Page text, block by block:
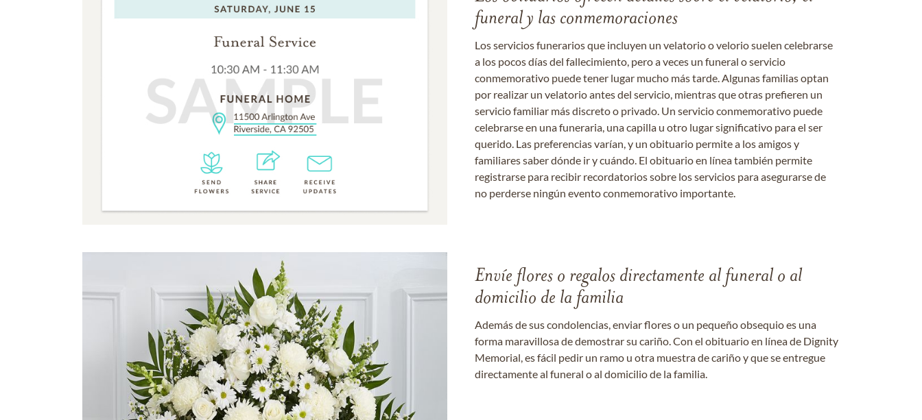
funeral y las conmemoraciones
Los servicios funerarios que incluyen un velatorio o velorio suelen celebrarse
a los pocos días del fallecimiento, pero a veces un funeral o servicio
conmemorativo puede tener lugar mucho más tarde. Algunas familias optan
por realizar un velatorio antes del servicio, mientras que otras prefieren un
servicio familiar más discreto o privado. Un servicio conmemorativo puede
celebrarse en una funeraria, una capilla u otro lugar significativo para el ser
querido. Las preferencias varían, y un obituario permite a los amigos y
familiares saber dónde ir y cuándo. El obituario en línea también permite
registrarse para recibir recordatorios sobre los servicios para asegurarse de
no perderse ningún evento conmemorativo importante.
Envíe flores o regalos directamente al funeral o al
domicilio de la familia
Además de sus condolencias, enviar flores o un pequeño obsequio es una
forma maravillosa de demostrar su cariño. Con el obituario en línea de Dignity
Memorial, es fácil pedir un ramo u otra muestra de cariño y que se entregue
directamente al funeral o al domicilio de la familia.